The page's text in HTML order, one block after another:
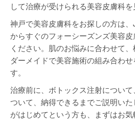
して治療が受けられる美容皮膚科を
神戸で美容皮膚科をお探しの方は、
からすぐのフォーシーズンズ美容
ください。肌のお悩みに合わせて
ダーメイドで美容施術の組み合わ
す。
治療前に、ボトックス注射につい
ついて、納得できるまでご説明い
がはじめてという方も、まずはお気